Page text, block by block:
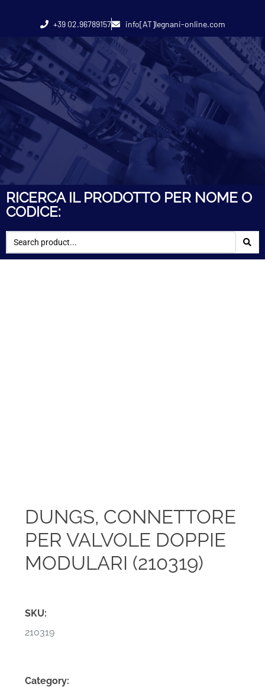
+39 02.96789157 info[AT]legnani-online.com
RICERCA IL PRODOTTO PER NOME O
CODICE:
DUNGS, CONNETTORE
PER VALVOLE DOPPIE
MODULARI (210319)
SKU:
210319
Category: